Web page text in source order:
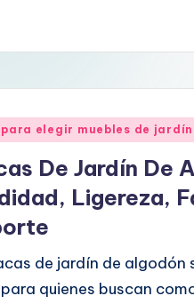
para elegir muebles de jardín
De Jardín De
Ligereza,
de jardín de algodón
quienes buscan